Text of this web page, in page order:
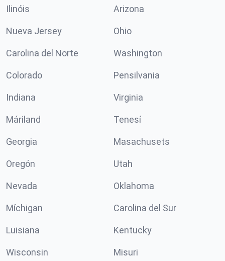
Ilinóis Arizona
Nueva Jersey Ohio
Carolina del Norte Washington
Colorado Pensilvania
Indiana Virginia
Máriland Tenesí
Georgia Masachusets
Oregón Utah
Nevada Oklahoma
Míchigan Carolina del Sur
Luisiana Kentucky
Wisconsin Misuri